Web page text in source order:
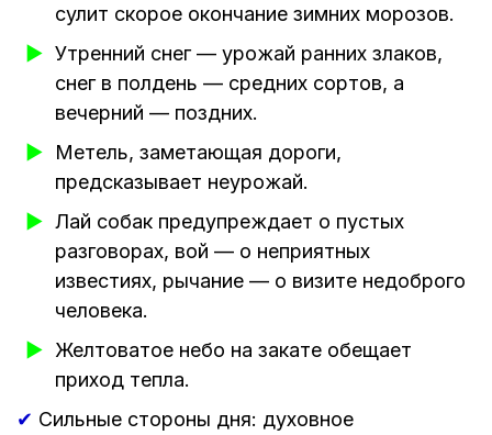
сулит скорое окончание зимних морозов.
Утренний снег — урожай ранних злаков,
снег в полдень — средних сортов, а
вечерний — поздних.
Метель, заметающая дороги,
предсказывает неурожай.
Лай собак предупреждает о пустых
разговорах, вой — о неприятных
известиях, рычание — о визите недоброго
человека.
Желтоватое небо на закате обещает
приход тепла.
✔ Сильные стороны дня: духовное